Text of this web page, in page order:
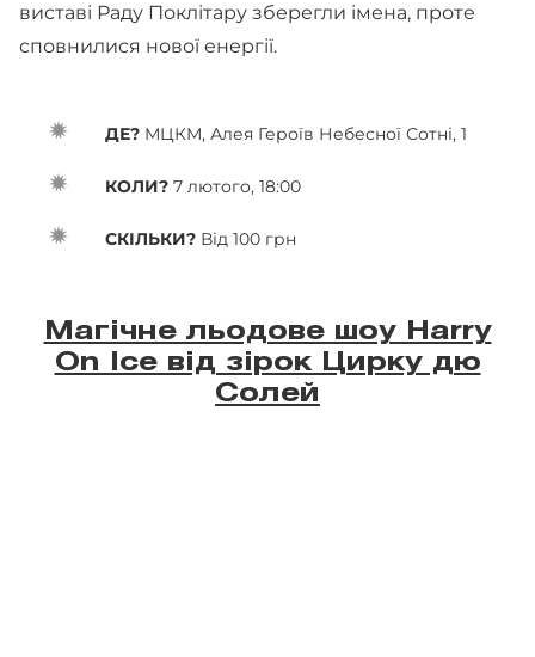
виставі Раду Поклітару зберегли імена, проте
сповнилися нової енергії.
ДЕ? МЦКМ, Алея Героїв Небесної Сотні, 1
КОЛИ? 7 лютого, 18:00
СКІЛЬКИ? Від 100 грн
Магічне льодове шоу Harry
On Ice вiд зiрок Цирку дю
Солей